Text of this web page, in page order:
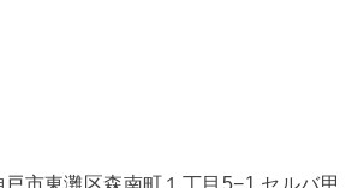
市東灘区森南町１丁目5−1 セルバ甲